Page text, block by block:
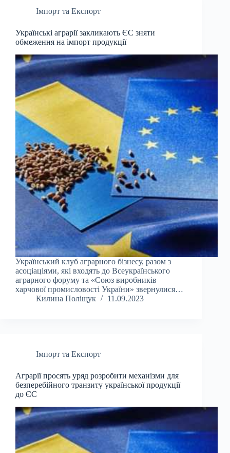
Імпорт та Експорт
Українські аграрії закликають ЄС зняти
обмеження на імпорт продукції
Український клуб аграрного бізнесу, разом з
асоціаціями, які входять до Всеукраїнського
аграрного форуму та «Союз виробників
харчової промисловості України» звернулися…
Килина Поліщук
11.09.2023
Імпорт та Експорт
Аграрії просять уряд розробити механізми для
безперебійного транзиту української продукції
до ЄС